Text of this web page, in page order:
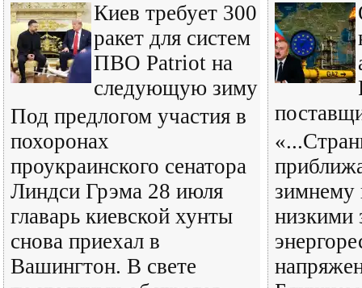
Киев требует 300
ракет для систем
ПВО Patriot на
следующую зиму
Под предлогом участия в
похоронах
проукраинского сенатора
Линдси Грэма 28 июля
главарь киевской хунты
снова приехал в
Вашингтон. В свете
зимнему
низкими